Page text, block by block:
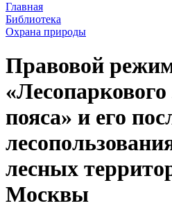
Главная
Библиотека
Охрана природы
Правовой
«Лесопаркового
пояса» и его
лесных
Москвы